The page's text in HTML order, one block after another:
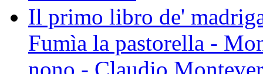
Il primo libro de'
Fumìa la pastorella -
nono - Claudio